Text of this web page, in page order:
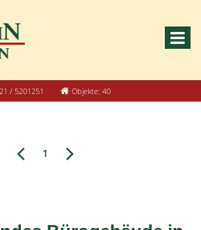
/ 5201251 Objekte: 40
1